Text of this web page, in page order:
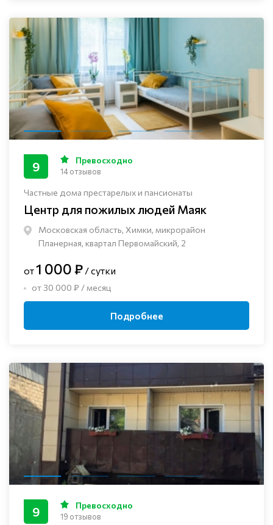
Частные дома престарелых и пансионаты
Центр для пожилых людей Маяк
Московская область, Химки, микрорайон
Планерная, квартал Первомайский, 2
9 Превосходно
14 отзывов
от1 000 ₽ / сутки
от 30 000 ₽ / месяц
Подробнее
9 Превосходно
19 отзывов